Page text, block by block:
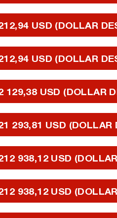
USD (DOLLAR
USD (DOLLAR
129,38 USD (DOLLAR
293,81 USD (DOLLAR
938,12 USD
938,12 USD